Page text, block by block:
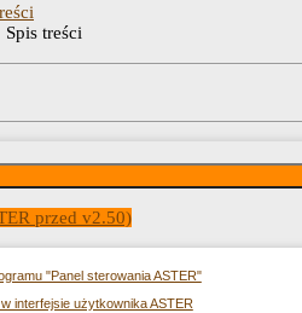
Spis treści
przed v2.50)
"Panel sterowania ASTER"
interfejsie użytkownika ASTER